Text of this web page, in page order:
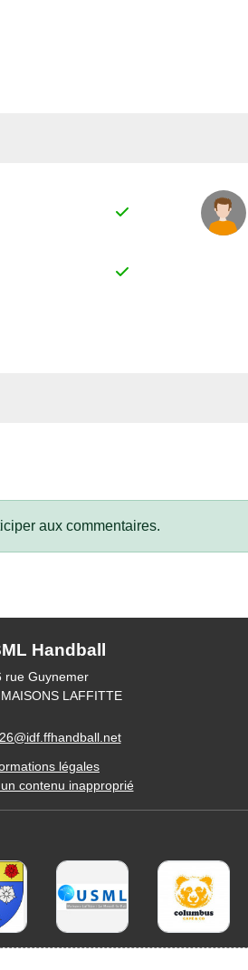
aux commentaires.
Handball
rue Guynemer
MAISONS LAFFITTE
légales
contenu inapproprié